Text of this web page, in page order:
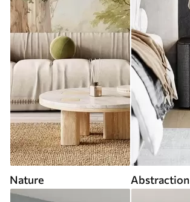
Nature Abstraction